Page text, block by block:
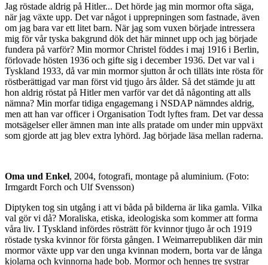
Jag röstade aldrig på Hitler... Det hörde jag min mormor ofta säga,
när jag växte upp. Det var något i upprepningen som fastnade, även
om jag bara var ett litet barn. När jag som vuxen började intressera
mig för vår tyska bakgrund dök det här minnet upp och jag började
fundera på varför? Min mormor Christel föddes i maj 1916 i Berlin,
förlovade hösten 1936 och gifte sig i december 1936. Det var val i
Tyskland 1933, då var min mormor sjutton år och tilläts inte rösta för
röstberättigad var man först vid tjugo års ålder. Så det stämde ju att
hon aldrig röstat på Hitler men varför var det då någonting att alls
nämna? Min morfar tidiga engagemang i NSDAP nämndes aldrig,
men att han var officer i Organisation Todt lyftes fram. Det var dessa
motsägelser eller ämnen man inte alls pratade om under min uppväxt
som gjorde att jag blev extra lyhörd. Jag började läsa mellan raderna.
Oma und Enkel, 2004, fotografi, montage på aluminium. (Foto:
Irmgardt Forch och Ulf Svensson)
Diptyken tog sin utgång i att vi båda på bilderna är lika gamla. Vilka
val gör vi då? Moraliska, etiska, ideologiska som kommer att forma
våra liv. I Tyskland infördes rösträtt för kvinnor tjugo år och 1919
röstade tyska kvinnor för första gången. I Weimarrepubliken där min
mormor växte upp var den unga kvinnan modern, borta var de långa
kjolarna och kvinnorna hade bob. Mormor och hennes tre systrar